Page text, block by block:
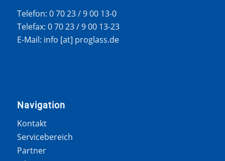
Telefon: 0 70 23 / 9 00 13-0
Telefax: 0 70 23 / 9 00 13-23
E-Mail: info [at] proglass.de
Navigation
Kontakt
Servicebereich
Partner